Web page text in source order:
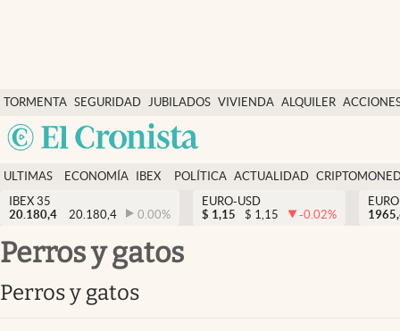
TORMENTA SEGURIDAD
SOCIAL
JUBILADOS VIVIENDA ALQUILER
Economía y finanzas
Política
Actualidad
Criptomonedas
España
ULTIMAS
NOTICIAS
ECONOMÍA
FINANZAS
IBEX
EURO
POLÍTICA ACTUALIDAD
IBEX 35
20.180,4
20.180,4 0.00%
EURO-USD
$ 1,15 $ 1,15 -0.02%
perros y gatos
perros y gatos